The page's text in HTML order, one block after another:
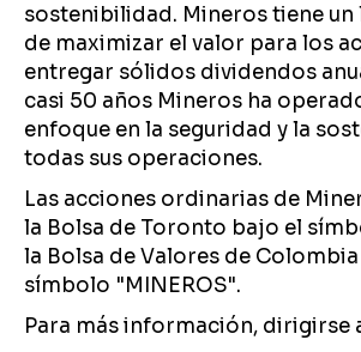
sostenibilidad. Mineros tiene
de maximizar el valor para los
entregar sólidos dividendos
casi 50 años Mineros ha
enfoque en la seguridad y la
todas sus operaciones.
Las acciones ordinarias de
la Bolsa de Toronto bajo el
la Bolsa de Valores de
símbolo "MINEROS".
Para más información, dirigirse